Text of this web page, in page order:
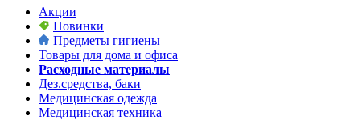
Акции
Новинки
Предметы гигиены
Товары для дома и офиса
Расходные материалы
Дез.средства, баки
Медицинская одежда
Медицинская техника